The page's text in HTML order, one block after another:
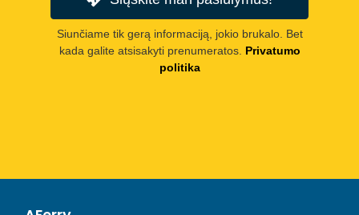
Siunčiame tik gerą informaciją, jokio brukalo. Bet
kada galite atsisakyti prenumeratos. Privatumo
politika